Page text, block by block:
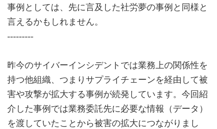
事例としては、先に言及した社労夢の事例と同様と
言えるかもしれません。
---------
昨今のサイバーインシデントでは業務上の関係性を
持つ他組織、つまりサプライチェーンを経由して被
害や攻撃が拡大する事例が続発しています。今回紹
介した事例では業務委託先に必要な情報（データ）
を渡していたことから被害の拡大につながりまし